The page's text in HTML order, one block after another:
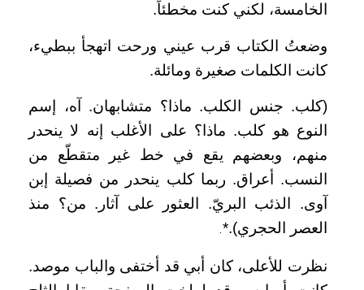
الخامسة، لكني كنت مخطئاً.
وضعتُ الكتاب قرب عيني ورحت اتهجأ ببطيء،
كانت الكلمات صغيرة ومائلة.
(كلب. جنس الكلب. ماذا؟ متشابهان. آه، إسم
النوع هو كلب. ماذا؟ على الأغلب إنه لا ينحدر
منهم، وبعضهم يقع في خط غير متقطّع من
النسب. أعراق. ربما كلب ينحدر من فصيلة إبن
آوى. الذئب البريّ. العثور على آثار. من؟ منذ
العصر الحجري).*.
نظرت للأعلى، كان أبي قد أختفى والباب موصد.